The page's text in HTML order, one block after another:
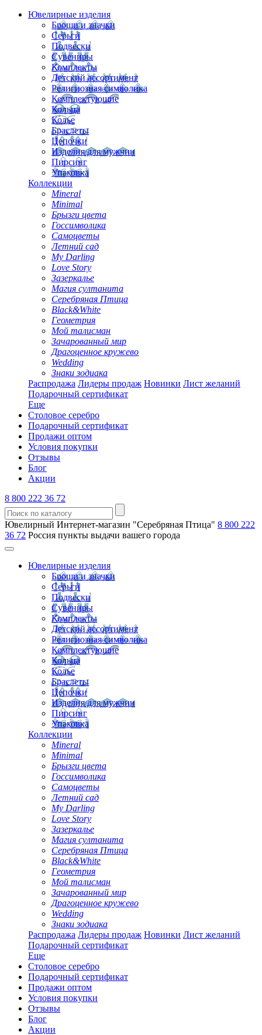
Ювелирные изделия
Броши и значки
Серьги
Подвески
Сувениры
Комплекты
Детский ассортимент
Религиозная символика
Комплектующие
Кольца
Колье
Браслеты
Цепочки
Изделия для мужчин
Пирсинг
Упаковка
Коллекции
Mineral
Minimal
Брызги цвета
Госсимволика
Самоцветы
Летний сад
My Darling
Love Story
Зазеркалье
Магия султанита
Серебряная Птица
Black&White
Геометрия
Мой талисман
Зачарованный мир
Драгоценное кружево
Wedding
Знаки зодиака
Распродажа Лидеры продаж Новинки Лист желаний
Подарочный сертификат
Еще
Столовое серебро
Подарочный сертификат
Продажи оптом
Условия покупки
Отзывы
Блог
Акции
8 800 222 36 72
Ювелирный Интернет-магазин "Серебряная Птица" 8 800 222
36 72 Россия пункты выдачи вашего города
Ювелирные изделия
Броши и значки
Серьги
Подвески
Сувениры
Комплекты
Детский ассортимент
Религиозная символика
Комплектующие
Кольца
Колье
Браслеты
Цепочки
Изделия для мужчин
Пирсинг
Упаковка
Коллекции
Mineral
Minimal
Брызги цвета
Госсимволика
Самоцветы
Летний сад
My Darling
Love Story
Зазеркалье
Магия султанита
Серебряная Птица
Black&White
Геометрия
Мой талисман
Зачарованный мир
Драгоценное кружево
Wedding
Знаки зодиака
Распродажа Лидеры продаж Новинки Лист желаний
Подарочный сертификат
Еще
Столовое серебро
Подарочный сертификат
Продажи оптом
Условия покупки
Отзывы
Блог
Акции